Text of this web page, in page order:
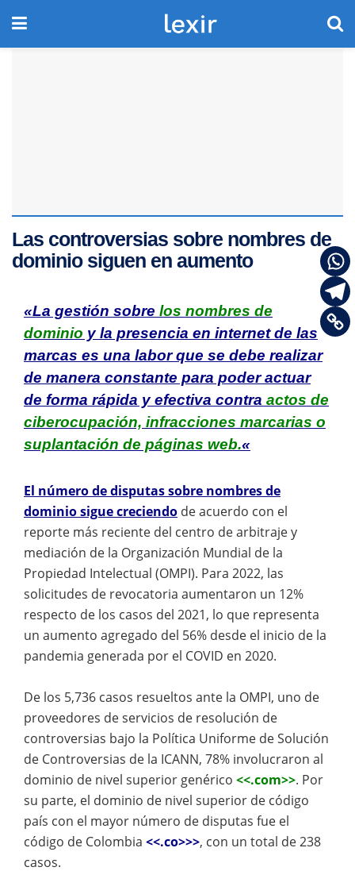
Las controversias sobre nombres de
dominio siguen en aumento
«La gestión sobre los nombres de
dominio y la presencia en internet de las
marcas es una labor que se debe realizar
de manera constante para poder actuar
de forma rápida y efectiva contra actos de
ciberocupación, infracciones marcarias o
suplantación de páginas web.«
El número de disputas sobre nombres de
dominio sigue creciendo de acuerdo con el
reporte más reciente del centro de arbitraje y
mediación de la Organización Mundial de la
Propiedad Intelectual (OMPI). Para 2022, las
solicitudes de revocatoria aumentaron un 12%
respecto de los casos del 2021, lo que representa
un aumento agregado del 56% desde el inicio de la
pandemia generada por el COVID en 2020.
De los 5,736 casos resueltos ante la OMPI, uno de
proveedores de servicios de resolución de
controversias bajo la Política Uniforme de Solución
de Controversias de la ICANN, 78% involucraron al
dominio de nivel superior genérico <<.com>>. Por
su parte, el dominio de nivel superior de código
país con el mayor número de disputas fue el
código de Colombia <<.co>>>, con un total de 238
casos.